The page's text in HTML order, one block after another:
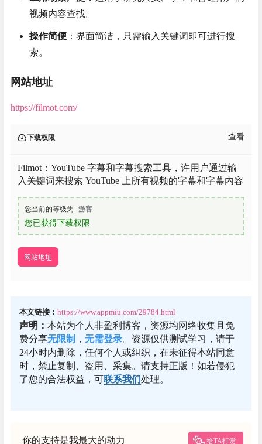
视频内容查找。
操作简便 ：界面简洁，只需输入关键词即可进行搜
索。
网站地址
https://filmot.com/
下载权限 查看
Filmot：YouTube 字幕和字幕搜索工具，许用户通过输
入关键词来搜索 YouTube 上所有视频的字幕和字幕内容
您当前的等级为 游客
您已获得下载权限
网站地址
本文链接： https://www.appmiu.com/29784.html
声明： 本站为个人非盈利博客，资源均网络收集且免
费分享无限制 ， 无需登录。资源仅供测试学习，请于
24小时内删除，任何个人或组织，在未征得本站同意
时，禁止复制、盗用、采集。请支持正版！如若侵犯
了您的合法权益，可联系我们处理。
你的支持是我最大的动力 给TA打赏